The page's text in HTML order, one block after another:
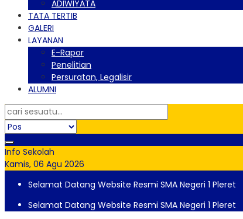
ADIWIYATA
TATA TERTIB
GALERI
LAYANAN
E-Rapor
Penelitian
Persuratan, Legalisir
ALUMNI
Info Sekolah
Kamis, 06 Agu 2026
Selamat Datang Website Resmi SMA Negeri 1 Pleret
Selamat Datang Website Resmi SMA Negeri 1 Pleret